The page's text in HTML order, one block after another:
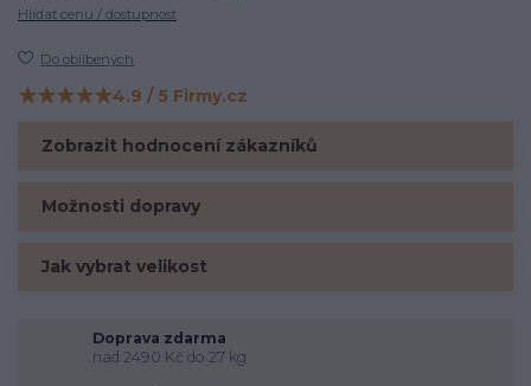
Hlídat cenu / dostupnost
Do oblíbených
Hodnocení na Firmy.cz
★★★★★4.9 / 5 Firmy.cz
Zobrazit hodnocení zákazníků
Možnosti dopravy
Jak vybrat velikost
Doprava zdarma
nad 2490 Kč do 27 kg